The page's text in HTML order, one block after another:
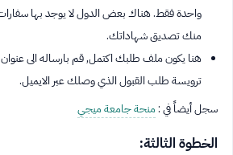
واحدة فقط. هناك بعض الدول لا يوجد بها
منك تصديق شهاداتك.
هنا يكون ملف طلبك اكتمل, قم بارساله الى
ترويسة طلب القبول الذي وصلك عبر الايميل.
سجل أيضاً في :منحة جامعة ميجي
الخطوة الثالثة: